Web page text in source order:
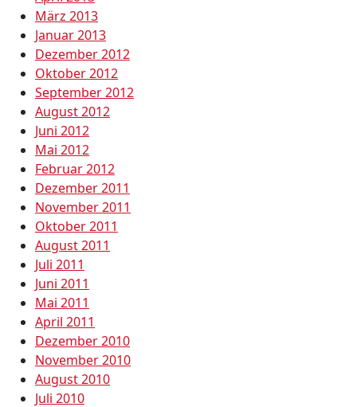
März 2013
Januar 2013
Dezember 2012
Oktober 2012
September 2012
August 2012
Juni 2012
Mai 2012
Februar 2012
Dezember 2011
November 2011
Oktober 2011
August 2011
Juli 2011
Juni 2011
Mai 2011
April 2011
Dezember 2010
November 2010
August 2010
Juli 2010